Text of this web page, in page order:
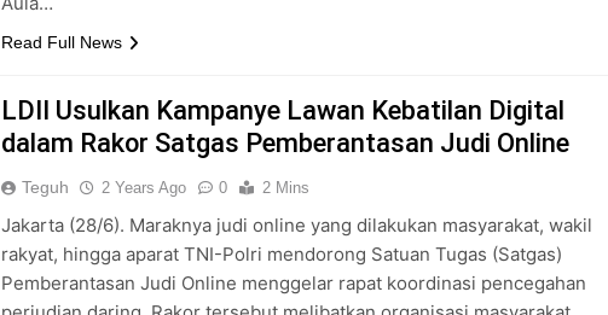
Read Full News
LDII Usulkan Kampanye Lawan Kebatilan Digital
dalam Rakor Satgas Pemberantasan Judi Online
Teguh 2 Years Ago 0 2 Mins
Jakarta (28/6). Maraknya judi online yang dilakukan masyarakat, wakil
rakyat, hingga aparat TNI-Polri mendorong Satuan Tugas (Satgas)
Pemberantasan Judi Online menggelar rapat koordinasi pencegahan